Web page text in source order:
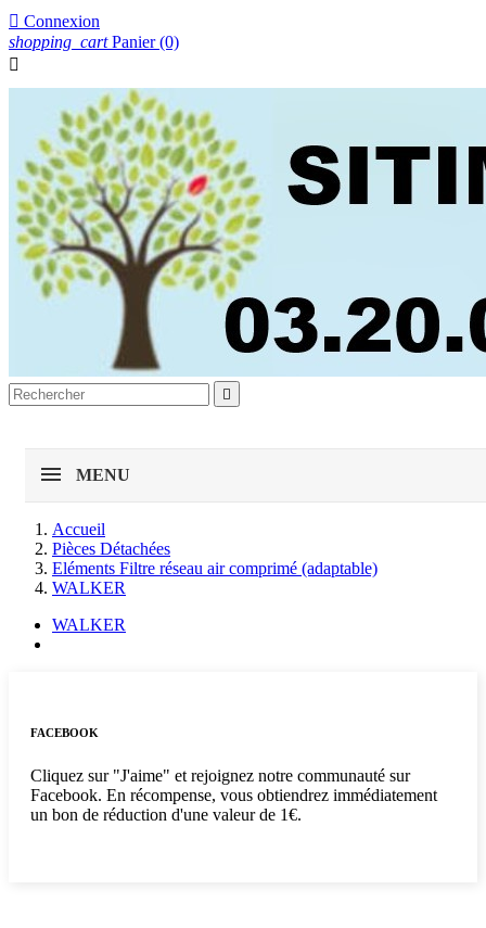
 Connexion
shopping_cart Panier (0)


MENU
Accueil
Pièces Détachées
Eléments Filtre réseau air comprimé (adaptable)
WALKER
WALKER
FACEBOOK
Cliquez sur "J'aime" et rejoignez notre communauté sur
Facebook. En récompense, vous obtiendrez immédiatement
un bon de réduction d'une valeur de 1€.